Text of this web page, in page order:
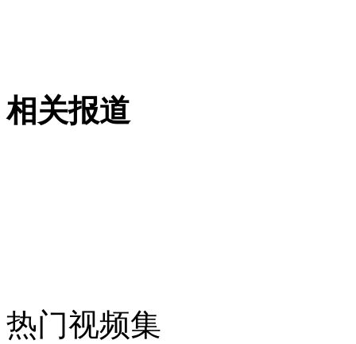
无痛分娩是否安全 医生回应
相关报道
热门视频集